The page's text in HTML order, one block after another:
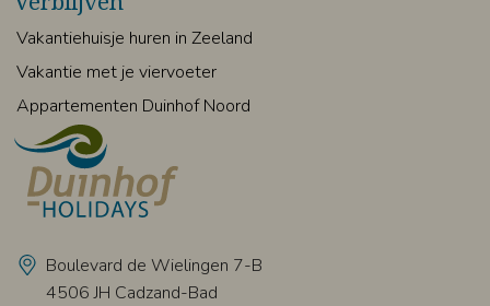
Boulevard de Wielingen 7-B
4506 JH Cadzand-Bad
Vakantiehuisje huren in Zeeland
Vakantie met je viervoeter
Appartementen Duinhof Noord